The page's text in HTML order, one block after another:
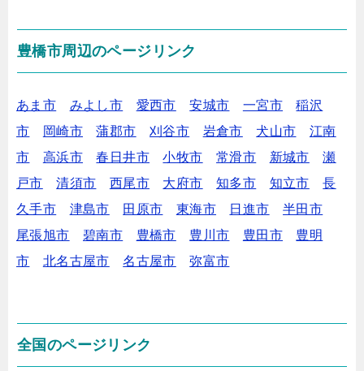
豊橋市周辺のページリンク
あま市 みよし市 愛西市 安城市 一宮市
稲沢
市
岡崎市 蒲郡市 刈谷市 岩倉市 犬山市
江南
市
高浜市 春日井市 小牧市 常滑市 新城市
瀬
戸市
清須市 西尾市 大府市 知多市 知立市
長
久手市
津島市 田原市 東海市 日進市
半田市
尾張旭市
碧南市 豊橋市 豊川市 豊田市
豊明
市
北名古屋市 名古屋市 弥富市
全国のページリンク